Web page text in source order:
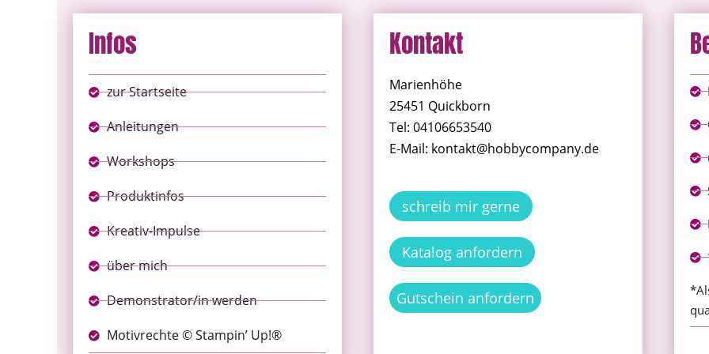
Infos
zur Startseite
Anleitungen
Workshops
Produktinfos
Kreativ-Impulse
über mich
Demonstrator/in werden
Motivrechte © Stampin’ Up!®
Kontakt
Marienhöhe
25451 Quickborn
Tel: 04106653540
E-Mail: kontakt@hobbycompany.de
schreib mir gerne
Katalog anfordern
Gutschein anfordern